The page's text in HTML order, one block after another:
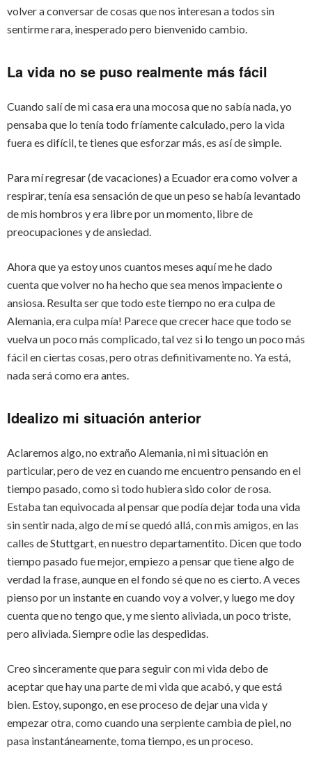
volver a conversar de cosas que nos interesan a todos sin
sentirme rara, inesperado pero bienvenido cambio.
La vida no se puso realmente más fácil
Cuando salí de mi casa era una mocosa que no sabía nada, yo
pensaba que lo tenía todo fríamente calculado, pero la vida
fuera es difícil, te tienes que esforzar más, es así de simple.
Para mí regresar (de vacaciones) a Ecuador era como volver a
respirar, tenía esa sensación de que un peso se había levantado
de mis hombros y era libre por un momento, libre de
preocupaciones y de ansiedad.
Ahora que ya estoy unos cuantos meses aquí me he dado
cuenta que volver no ha hecho que sea menos impaciente o
ansiosa. Resulta ser que todo este tiempo no era culpa de
Alemania, era culpa mía! Parece que crecer hace que todo se
vuelva un poco más complicado, tal vez si lo tengo un poco más
fácil en ciertas cosas, pero otras definitivamente no. Ya está,
nada será como era antes.
Idealizo mi situación anterior
Aclaremos algo, no extraño Alemania, ni mi situación en
particular, pero de vez en cuando me encuentro pensando en el
tiempo pasado, como si todo hubiera sido color de rosa.
Estaba tan equivocada al pensar que podía dejar toda una vida
sin sentir nada, algo de mí se quedó allá, con mis amigos, en las
calles de Stuttgart, en nuestro departamentito. Dicen que todo
tiempo pasado fue mejor, empiezo a pensar que tiene algo de
verdad la frase, aunque en el fondo sé que no es cierto. A veces
pienso por un instante en cuando voy a volver, y luego me doy
cuenta que no tengo que, y me siento aliviada, un poco triste,
pero aliviada. Siempre odie las despedidas.
Creo sinceramente que para seguir con mi vida debo de
aceptar que hay una parte de mi vida que acabó, y que está
bien. Estoy, supongo, en ese proceso de dejar una vida y
empezar otra, como cuando una serpiente cambia de piel, no
pasa instantáneamente, toma tiempo, es un proceso.